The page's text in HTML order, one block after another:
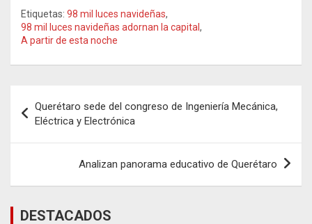
Etiquetas: 98 mil luces navideñas,
98 mil luces navideñas adornan la capital ,
A partir de esta noche
de
entradas
Querétaro sede del congreso de Ingeniería Mecánica,
Eléctrica y Electrónica
Analizan panorama educativo de Querétaro
DESTACADOS